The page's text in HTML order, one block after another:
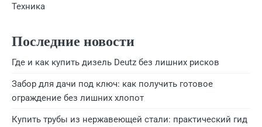
Техника
Последние новости
Где и как купить дизель Deutz без лишних рисков
Забор для дачи под ключ: как получить готовое
ограждение без лишних хлопот
Купить трубы из нержавеющей стали: практический гид